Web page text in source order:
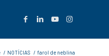
/ NOTÍCIAS / farol de neblina